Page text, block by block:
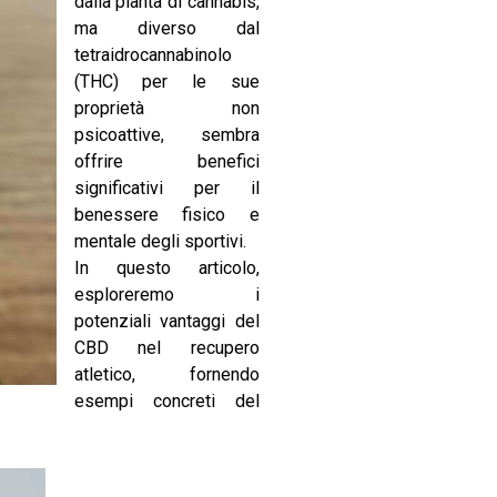
ma diverso dal
tetraidrocannabinolo
(THC) per le sue
proprietà non
psicoattive, sembra
offrire benefici
significativi per il
benessere fisico e
mentale degli sportivi.
In questo articolo,
esploreremo i
potenziali vantaggi del
CBDnel recupero
atletico, fornendo
esempi concreti del